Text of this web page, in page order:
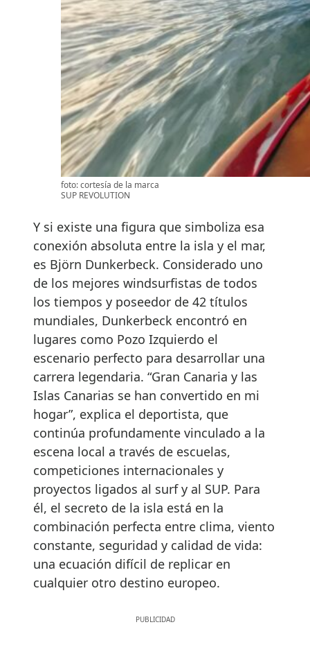
foto: cortesía de la marca
SUP REVOLUTION
Y si existe una figura que simboliza esa
conexión absoluta entre la isla y el mar,
es Björn Dunkerbeck. Considerado uno
de los mejores windsurfistas de todos
los tiempos y poseedor de 42 títulos
mundiales, Dunkerbeck encontró en
lugares como Pozo Izquierdo el
escenario perfecto para desarrollar una
carrera legendaria. “Gran Canaria y las
Islas Canarias se han convertido en mi
hogar”, explica el deportista, que
continúa profundamente vinculado a la
escena local a través de escuelas,
competiciones internacionales y
proyectos ligados al surf y al SUP. Para
él, el secreto de la isla está en la
combinación perfecta entre clima, viento
constante, seguridad y calidad de vida:
una ecuación difícil de replicar en
cualquier otro destino europeo.